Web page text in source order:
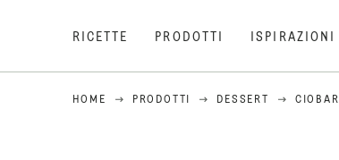
RICETTE PRODOTTI ISPIRAZIONI
HOME PRODOTTI DESSERT CIOBAR